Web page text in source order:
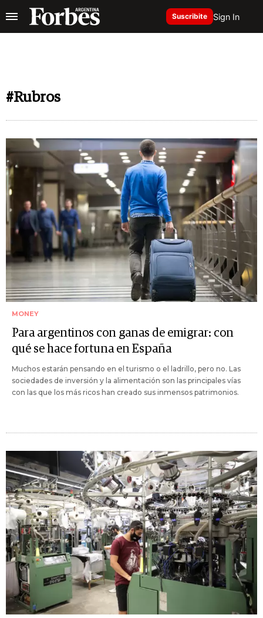
Suscribite Sign In
#Rubros
MONEY
Para argentinos con ganas de emigrar: con
qué se hace fortuna en España
Muchos estarán pensando en el turismo o el ladrillo, pero no. Las
sociedades de inversión y la alimentación son las principales vías
con las que los más ricos han creado sus inmensos patrimonios.